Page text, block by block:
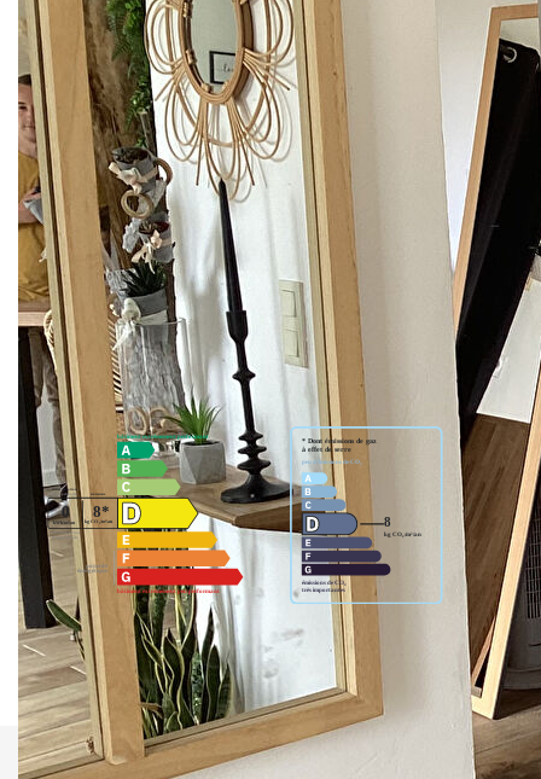
Nos honoraires Nous contacter
Diagnostics énergétiques
Montant estimé des dépenses annuelles d'énergie pour un
usage standard entre 2050€ et 2820€. Pour la date de
référence 01/01/2021.
Comparer ce